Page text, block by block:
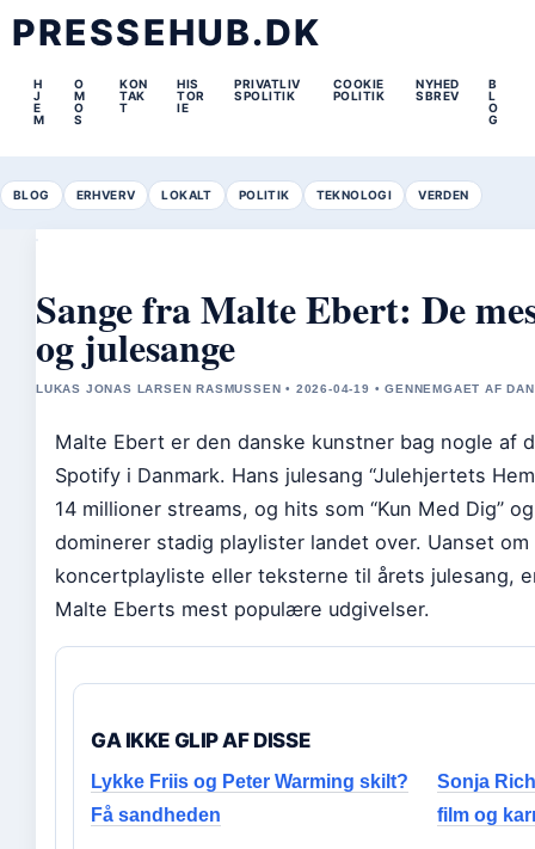
PRESSEHUB.DK
H
J
E
M
O
M
O
S
KON
TAK
T
HIS
TOR
IE
PRIVATLIV
SPOLITIK
COOKIE
POLITIK
NYHED
SBREV
B
L
O
G
BLOG ERHVERV LOKALT POLITIK TEKNOLOGI VERDEN
Sange fra Malte Ebert: De
og julesange
LUKAS JONAS LARSEN RASMUSSEN • 2026-04-19 • GENNEMGAET AF
Malte Ebert er den danske kunstner bag nogle af
Spotify i Danmark. Hans julesang “Julehjertets
14 millioner streams, og hits som “Kun Med Dig”
dominerer stadig playlister landet over. Uanset
koncertplayliste eller teksterne til årets julesang,
Malte Eberts mest populære udgivelser.
GA IKKE GLIP AF DISSE
Lykke Friis og Peter Warming skilt?
Få sandheden
Sonja
film og